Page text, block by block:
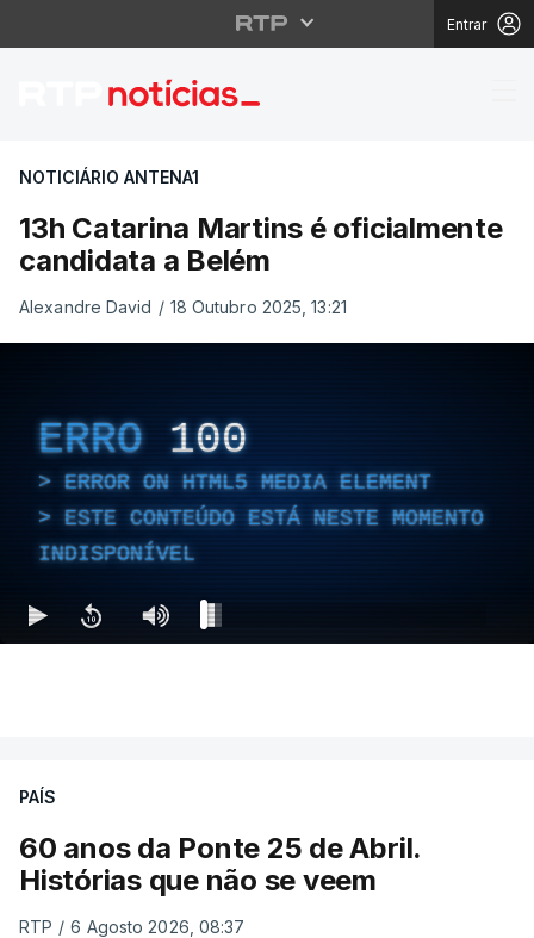
Entrar
13h Catarina Martins
NOTICIÁRIO ANTENA1
13h Catarina Martins é oficialmente
candidata a Belém
Alexandre David / 18 Outubro 2025, 13:21
ERRO 100
ERROR ON HTML5 MEDIA ELEMENT
ESTE CONTEÚDO ESTÁ NESTE MOMENTO
INDISPONÍVEL
PAÍS
60 anos da Ponte 25 de Abril.
Histórias que não se veem
RTP / 6 Agosto 2026, 08:37